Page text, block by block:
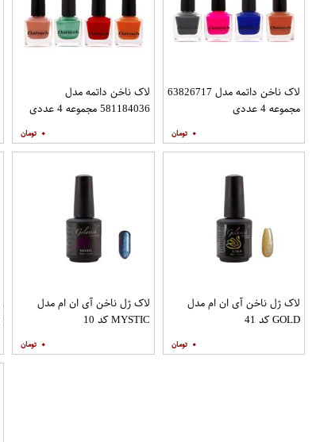
لاک ناخن داتمه مدل 63826717
مجموعه 4 عددی
۰
لاک ناخن داتمه مدل
581184036 مجموعه 4 عددی
۰
لاک ژل ناخن آی ان ام مدل
GOLD کد 41
۰
لاک ژل ناخن آی ان ام مدل
MYSTIC کد 10
۰